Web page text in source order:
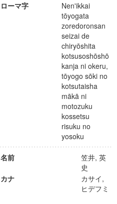
ローマ字
Nen'ikkai
tōyogata
zoredoronsan
seizai de
chiryōshita
kotsusoshōshō
kanja ni okeru,
tōyogo sōki no
kotsutaisha
mākā ni
motozuku
kossetsu
risuku no
yosoku
名前
笠井, 英
史
カナ
カサイ,
ヒデフミ